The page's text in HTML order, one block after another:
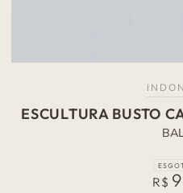
ESCULTURA BUSTO
R$